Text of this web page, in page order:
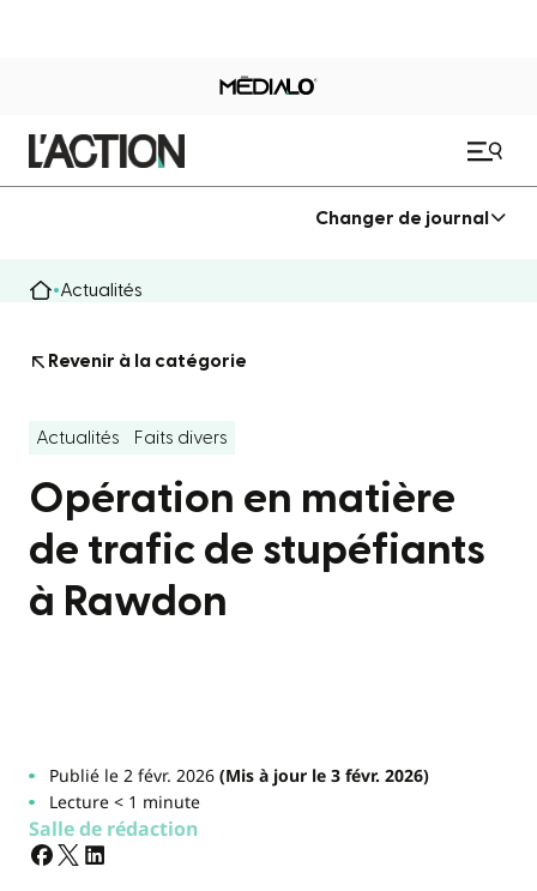
Changer de journal
Actualités
Revenir à la catégorie
Actualités Faits divers
Opération en matière
de trafic de stupéfiants
à Rawdon
Publié le 2 févr. 2026(Mis à jour le 3 févr. 2026)
Lecture < 1 minute
Salle de rédaction